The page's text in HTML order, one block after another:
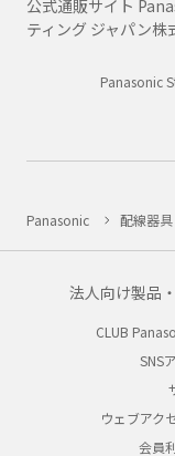
公式通販サイト
ティング ジャパン株
Panasonic
Panasonic 配線器具
法人向け製品
CLUB
SNS
ウェブアク
会員